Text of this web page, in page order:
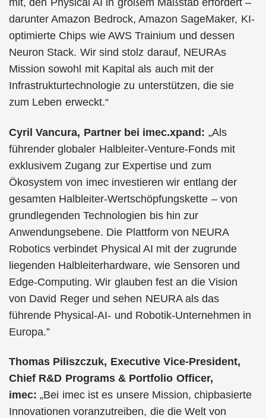
mit, den Physical AI in großem Maßstab erfordert –
darunter Amazon Bedrock, Amazon SageMaker, KI-
optimierte Chips wie AWS Trainium und dessen
Neuron Stack. Wir sind stolz darauf, NEURAs
Mission sowohl mit Kapital als auch mit der
Infrastrukturtechnologie zu unterstützen, die sie
zum Leben erweckt.“
Cyril Vancura, Partner bei imec.xpand: „Als
führender globaler Halbleiter-Venture-Fonds mit
exklusivem Zugang zur Expertise und zum
Ökosystem von imec investieren wir entlang der
gesamten Halbleiter-Wertschöpfungskette – von
grundlegenden Technologien bis hin zur
Anwendungsebene. Die Plattform von NEURA
Robotics verbindet Physical AI mit der zugrunde
liegenden Halbleiterhardware, wie Sensoren und
Edge-Computing. Wir glauben fest an die Vision
von David Reger und sehen NEURA als das
führende Physical-AI- und Robotik-Unternehmen in
Europa.”
Thomas Piliszczuk, Executive Vice-President,
Chief R&D Programs & Portfolio Officer,
imec: „Bei imec ist es unsere Mission, chipbasierte
Innovationen voranzutreiben, die die Welt von